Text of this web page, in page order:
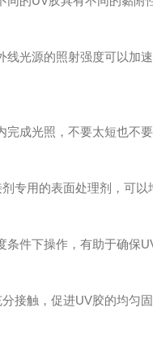
光源的照射强度可以加
成光照，不要太短也不
专用的表面处理剂，可以
件下操作，有助于确保
接触，促进UV胶的均匀固